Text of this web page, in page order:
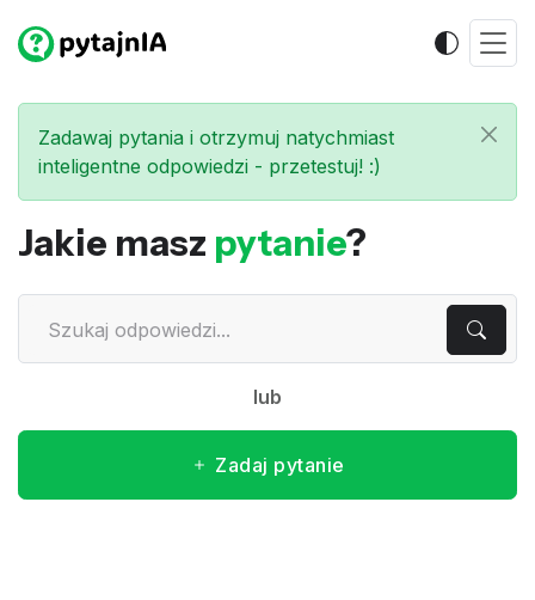
Zadawaj pytania i otrzymuj natychmiast
inteligentne odpowiedzi - przetestuj! :)
Jakie masz pytanie?
lub
Zadaj pytanie